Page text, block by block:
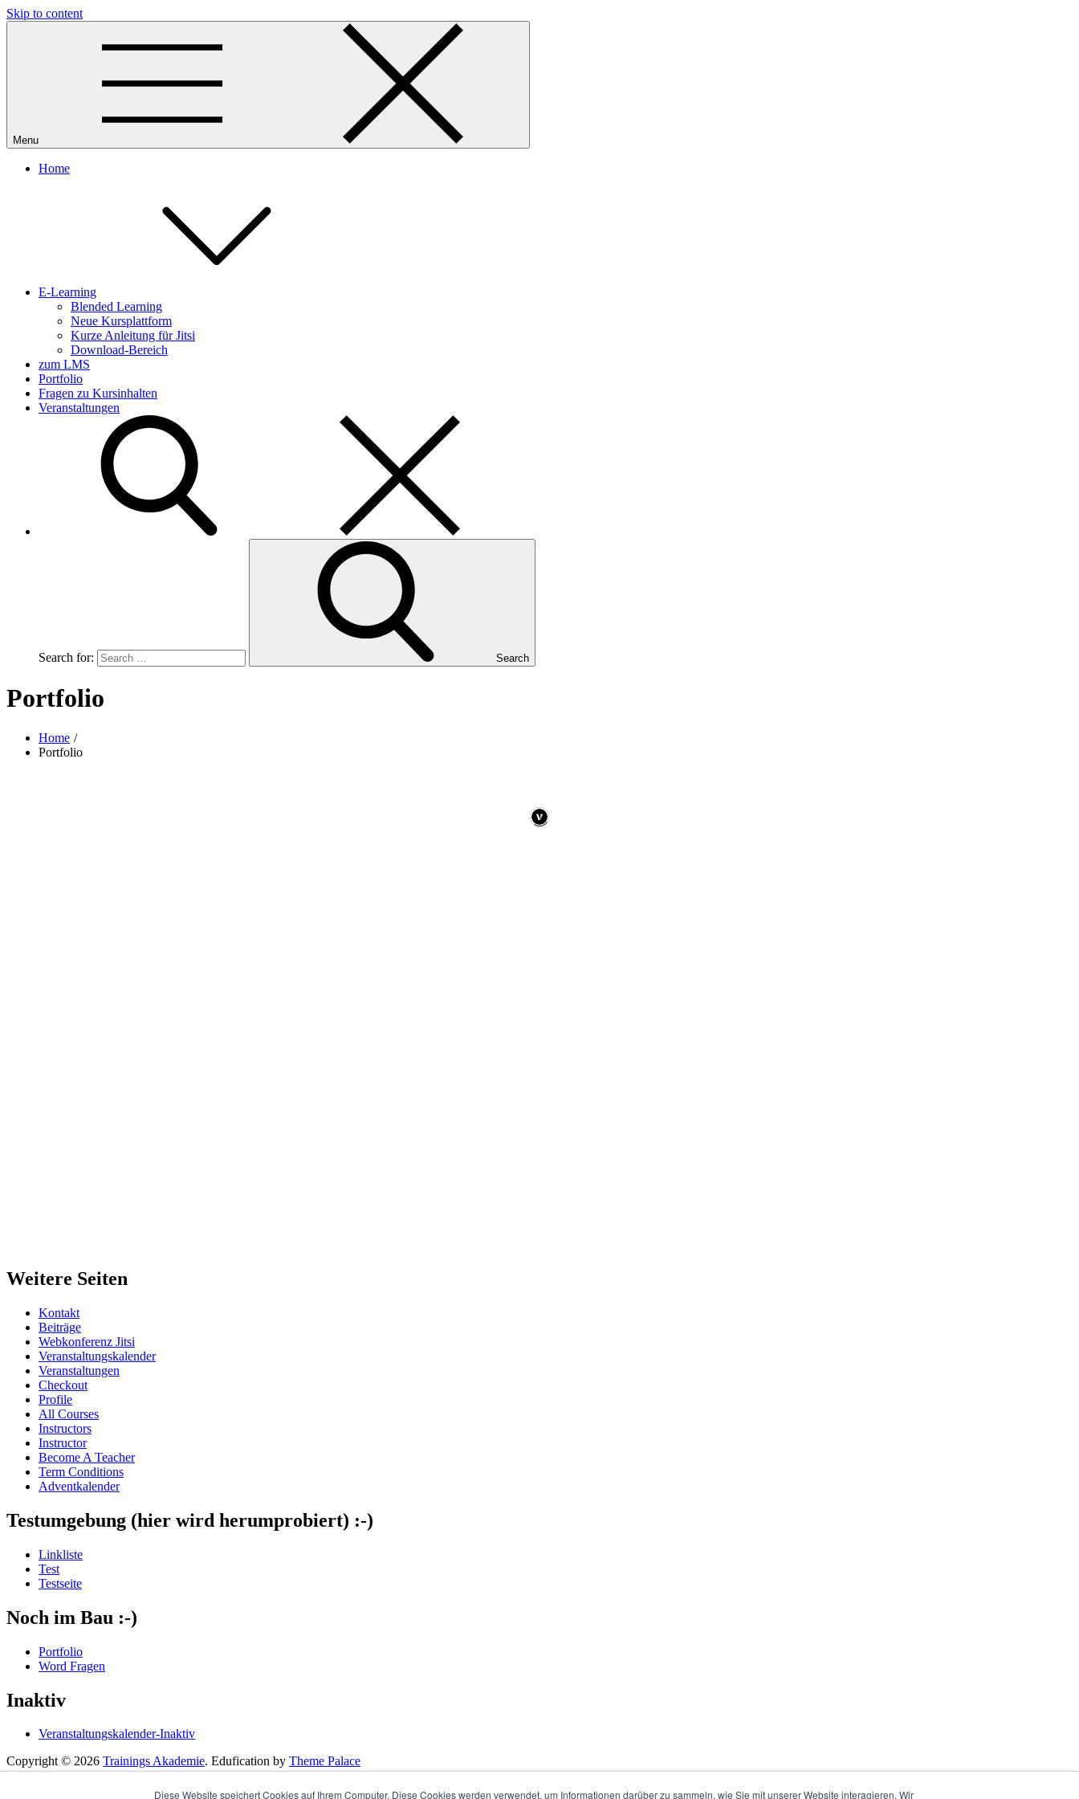
Diese Website speichert Cookies auf Ihrem Computer. Diese Cookies werden verwendet, um Informationen darüber zu sammeln, wie Sie mit unserer Website interagieren. Wir
Skip to content
Menu
Home
E-Learning
Blended Learning
Neue Kursplattform
Kurze Anleitung für Jitsi
Download-Bereich
zum LMS
Portfolio
Fragen zu Kursinhalten
Veranstaltungen
Search for: Search
Portfolio
Home
Portfolio
Weitere Seiten
Kontakt
Beiträge
Webkonferenz Jitsi
Veranstaltungskalender
Veranstaltungen
Checkout
Profile
All Courses
Instructors
Instructor
Become A Teacher
Term Conditions
Adventkalender
Testumgebung (hier wird herumprobiert) :-)
Linkliste
Test
Testseite
Noch im Bau :-)
Portfolio
Word Fragen
Inaktiv
Veranstaltungskalender-Inaktiv
Copyright © 2026 Trainings Akademie. Edufication by Theme Palace